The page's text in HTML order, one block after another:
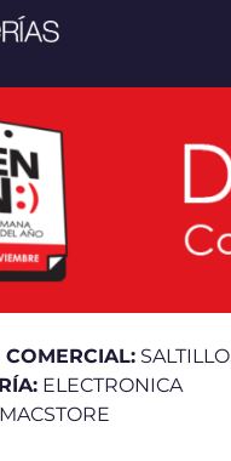
COMERCIAL: SALTILLO
ELECTRONICA
MACSTORE